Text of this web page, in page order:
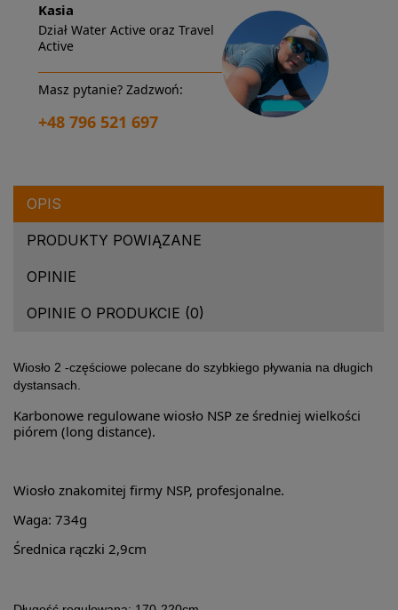
Kasia
Dział Water Active oraz Travel
Active
Masz pytanie? Zadzwoń:
+48 796 521 697
OPIS
PRODUKTY POWIĄZANE
OPINIE
OPINIE O PRODUKCIE (0)
Wiosło 2 -częściowe polecane do szybkiego pływania na długich
dystansach.
Karbonowe regulowane wiosło NSP ze średniej wielkości
piórem (long distance).
Wiosło znakomitej firmy NSP, profesjonalne.
Waga: 734g
Średnica rączki 2,9cm